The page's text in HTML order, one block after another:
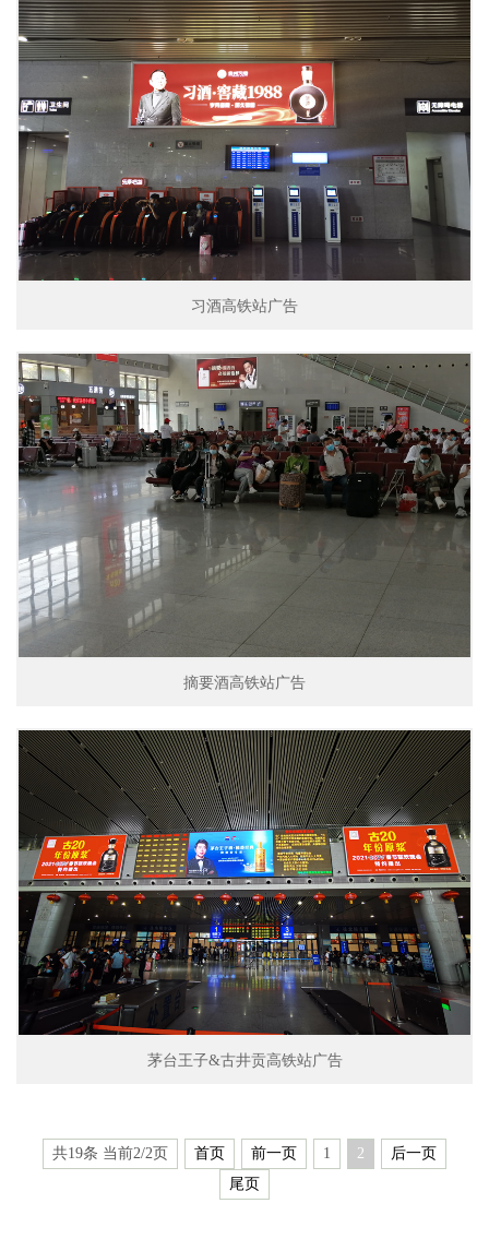
习酒高铁站广告
摘要酒高铁站广告
茅台王子&古井贡高铁站广告
共19条 当前2/2页 首页 前一页 1 2
后一页
尾页